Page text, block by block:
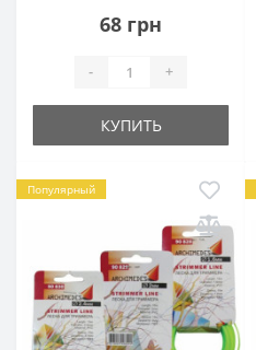
68 грн
- +
КУПИТЬ
Популярный